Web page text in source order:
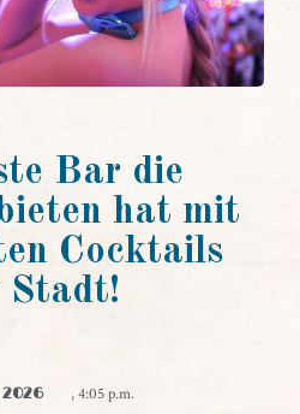
Bar die
hat mit
Cocktails
Stadt!
, 4:05 p.m.